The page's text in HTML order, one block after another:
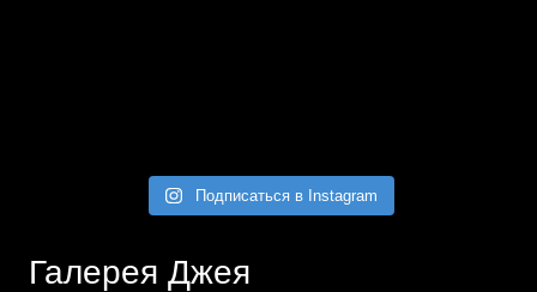
Подписаться в Instagram
Галерея Джея